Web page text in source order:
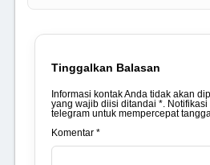
Tinggalkan Balasan
Informasi kontak Anda tidak akan
yang wajib diisi ditandai *. Notifikasi
telegram untuk mempercepat
Komentar *